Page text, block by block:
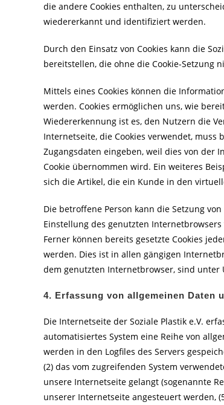
die andere Cookies enthalten, zu
wiedererkannt und identifiziert werden.
Durch den Einsatz von Cookies kann die
bereitstellen, die ohne die Cookie-Setzung
Mittels eines Cookies können die
werden. Cookies ermöglichen uns, wie
Wiedererkennung ist es, den Nutzern die
Internetseite, die Cookies verwendet,
Zugangsdaten eingeben, weil dies von der
Cookie übernommen wird. Ein weiteres
sich die Artikel, die ein Kunde in den
Die betroffene Person kann die Setzung
Einstellung des genutzten
Ferner können bereits gesetzte Cookies
werden. Dies ist in allen gängigen
dem genutzten Internetbrowser, sind
4. Erfassung von allgemeinen Daten
Die Internetseite der Soziale Plastik e.V.
automatisiertes System eine Reihe von
werden in den Logfiles des Servers
(2) das vom zugreifenden System
unsere Internetseite gelangt (sogenannte
unserer Internetseite angesteuert werden,